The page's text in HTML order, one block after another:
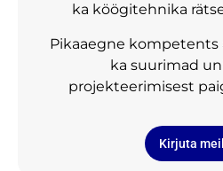
ka köögitehnika
Pikaaegne kompetents
ka suurimad
projekteerimisest
Kirjuta